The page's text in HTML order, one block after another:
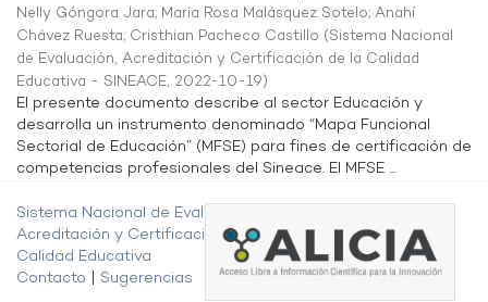
Nelly Góngora Jara; María Rosa Malásquez Sotelo; Anahí
Chávez Ruesta; Cristhian Pacheco Castillo (Sistema Nacional
de Evaluación, Acreditación y Certificación de la Calidad
Educativa - SINEACE, 2022-10-19)
El presente documento describe al sector Educación y
desarrolla un instrumento denominado “Mapa Funcional
Sectorial de Educación” (MFSE) para fines de certificación de
competencias profesionales del Sineace. El MFSE ...
Sistema Nacional de Evaluación,
Acreditación y Certificación de la
Calidad Educativa
Contacto
Sugerencias